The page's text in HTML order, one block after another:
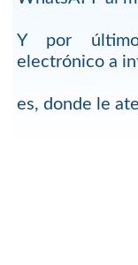
Y por
electrónico a
es, donde le